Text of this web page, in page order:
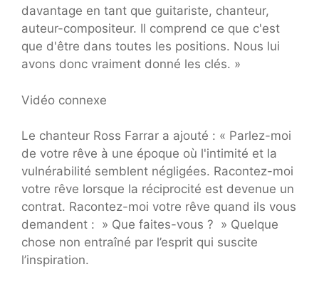
davantage en tant que guitariste, chanteur,
auteur-compositeur. Il comprend ce que c'est
que d'être dans toutes les positions. Nous lui
avons donc vraiment donné les clés. »
Vidéo connexe
Le chanteur Ross Farrar a ajouté : « Parlez-moi
de votre rêve à une époque où l'intimité et la
vulnérabilité semblent négligées. Racontez-moi
votre rêve lorsque la réciprocité est devenue un
contrat. Racontez-moi votre rêve quand ils vous
demandent : » Que faites-vous ? » Quelque
chose non entraîné par l’esprit qui suscite
l’inspiration.